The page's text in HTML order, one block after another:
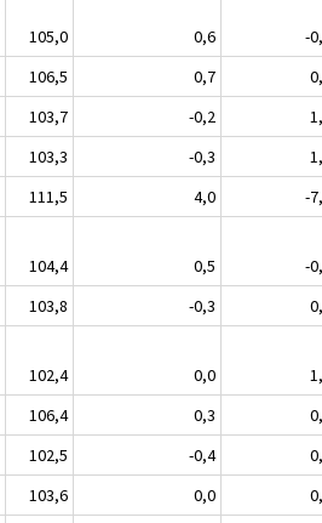
105,0 0,6
-
106,5 0,7
103,7 -0,2
103,3 -0,3
111,5 4,0
-
104,4 0,5
-
103,8 -0,3
102,4 0,0
106,4 0,3
102,5 -0,4
103,6 0,0